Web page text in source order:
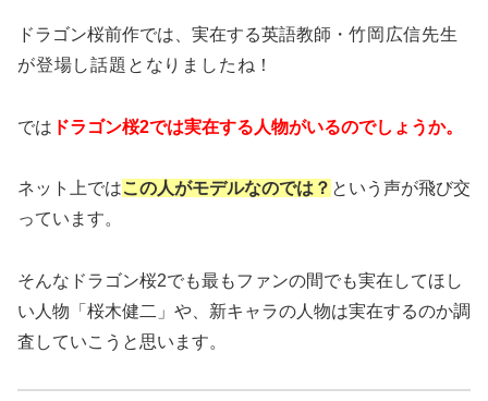
ドラゴン桜前作では、実在する英語教師・ 竹岡広信先生
が登場し話題となりましたね！
では ドラゴン桜2では実在する人物がいるのでしょうか。
ネット上ではこの人がモデルなのでは？ という声が飛び交
っています。
そんなドラゴン桜2でも最もファンの間でも実在してほし
い人物「桜木健二」や、新キャラの人物は実在するのか調
査していこうと思います。